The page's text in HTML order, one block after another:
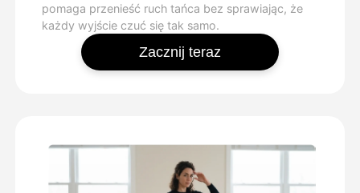
pomaga przenieść ruch tańca bez sprawiając, że
każdy wyjście czuć się tak samo.
Zacznij teraz